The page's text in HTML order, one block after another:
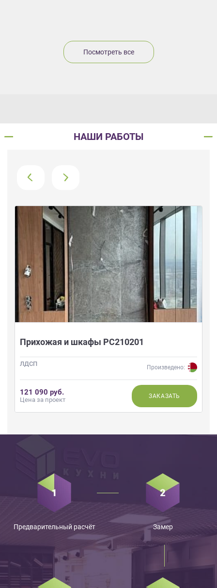
Посмотреть все
НАШИ РАБОТЫ
Прихожая и шкафы РС210201
ЛДСП Произведено:
121 090 руб.
Цена за проект ЗАКАЗАТЬ
Предварительный расчёт Замер